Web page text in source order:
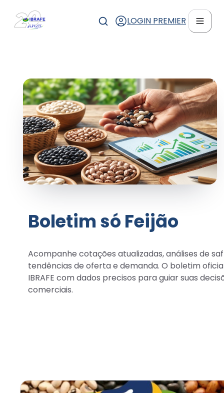
LOGIN PREMIER
Boletim só Feijão
Acompanhe cotações atualizadas, análises de
tendências de oferta e demanda. O boletim
IBRAFE com dados precisos para guiar suas
comerciais.